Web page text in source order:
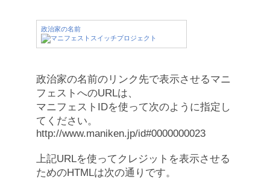
政治家の名前
政治家の名前のリンク先で表示させるマニ
フェストへのURLは、
マニフェストIDを使って次のように指定し
てください。
http://www.maniken.jp/id#0000000023
上記URLを使ってクレジットを表示させる
ためのHTMLは次の通りです。